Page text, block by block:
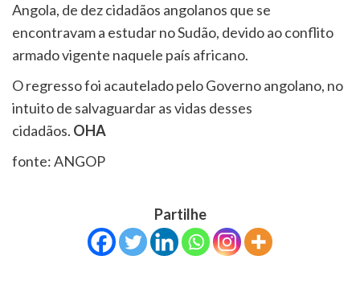
Angola, de dez cidadãos angolanos que se
encontravam a estudar no Sudão, devido ao conflito
armado vigente naquele país africano.
O regresso foi acautelado pelo Governo angolano, no
intuito de salvaguardar as vidas desses
cidadãos. OHA
fonte: ANGOP
Partilhe